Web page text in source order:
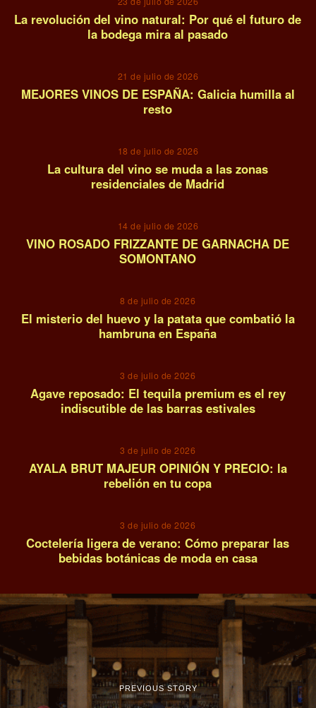
La revolución del vino natural: Por qué el futuro de
la bodega mira al pasado
21 de julio de 2026
MEJORES VINOS DE ESPAÑA: Galicia humilla al
resto
18 de julio de 2026
La cultura del vino se muda a las zonas
residenciales de Madrid
14 de julio de 2026
VINO ROSADO FRIZZANTE DE GARNACHA DE
SOMONTANO
8 de julio de 2026
El misterio del huevo y la patata que combatió la
hambruna en España
3 de julio de 2026
Agave reposado: El tequila premium es el rey
indiscutible de las barras estivales
3 de julio de 2026
AYALA BRUT MAJEUR OPINIÓN Y PRECIO: la
rebelión en tu copa
3 de julio de 2026
Coctelería ligera de verano: Cómo preparar las
bebidas botánicas de moda en casa
PREVIOUS STORY